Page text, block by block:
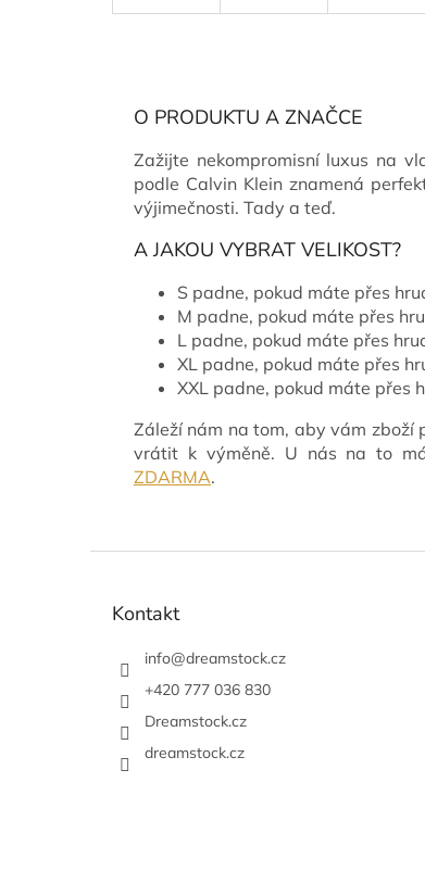
O PRODUKTU A ZNAČCE
Zažijte nekompromisní luxus na
podle Calvin Klein znamená
výjimečnosti. Tady a teď.
A JAKOU VYBRAT VELIKOST?
S padne, pokud máte přes
M padne, pokud máte přes
L padne, pokud máte přes
XL padne, pokud máte přes
XXL padne, pokud máte přes
Záleží nám na tom, aby vám zboží
vrátit k výměně. U nás na to
ZDARMA.
Kontakt
info@dreamstock.cz
+420 777 036 830
Dreamstock.cz
dreamstock.cz